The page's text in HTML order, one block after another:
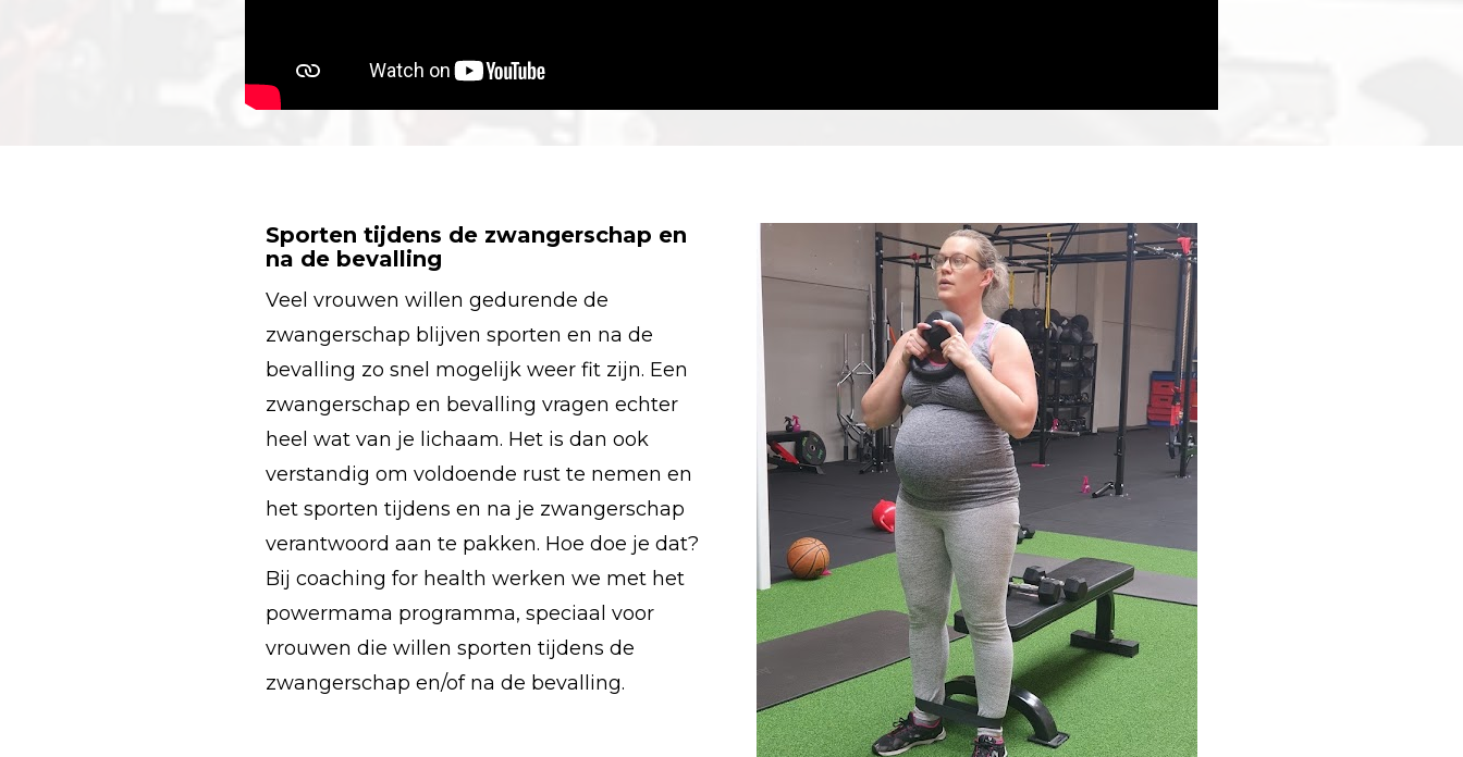
Sporten tijdens de zwangerschap en
na de bevalling
Veel vrouwen willen gedurende de
zwangerschap blijven sporten en na de
bevalling zo snel mogelijk weer fit zijn. Een
zwangerschap en bevalling vragen echter
heel wat van je lichaam. Het is dan ook
verstandig om voldoende rust te nemen en
het sporten tijdens en na je zwangerschap
verantwoord aan te pakken. Hoe doe je dat?
Bij coaching for health werken we met het
powermama programma, speciaal voor
vrouwen die willen sporten tijdens de
zwangerschap en/of na de bevalling.